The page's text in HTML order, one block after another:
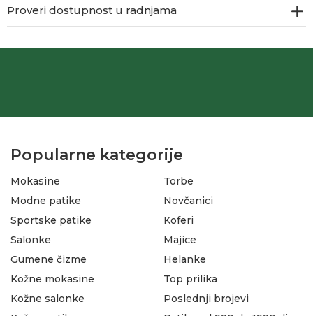
Proveri dostupnost u radnjama
Popularne kategorije
Mokasine
Modne patike
Sportske patike
Salonke
Gumene čizme
Torbe
Novčanici
Koferi
Majice
Helanke
Kožne mokasine
Kožne salonke
Top prilika
Poslednji brojevi